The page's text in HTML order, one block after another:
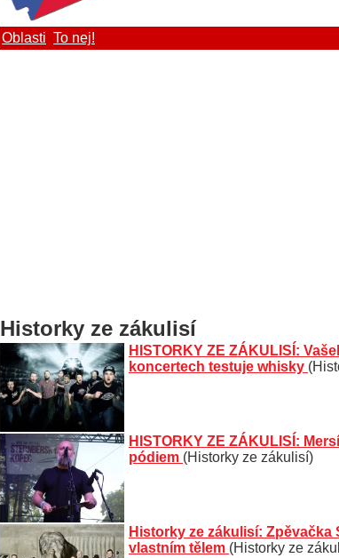
Oblasti To nej!
Historky ze zákulisí
HISTORKY ZE ZÁKULISÍ:
koncertech testuje whisky
HISTORKY ZE ZÁKULISÍ:
pódiem (Historky ze zákulisí)
Historky ze zákulisí: Zpěvačka
vlastním tělem (Historky ze